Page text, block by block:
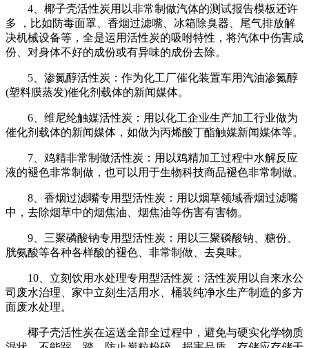
4、椰子壳活性炭用以非常制做汽体的测试报告模板还许
多 ，比如防毒面罩、香烟过滤嘴、冰箱除臭器、尾气排放解
决机械设备等，全是运用活性炭的吸咐特性，将汽体中伤害成
份、对身体不好的成份或有异味的成份去除。
5、渗氮醇活性炭：作为化工厂催化装置车用汽油渗氮醇
(塑料膜蒸发)催化剂载体的新闻媒体。
6、维尼纶触媒活性炭：用以化工企业生产加工行业做为
催化剂载体的新闻媒体，如做为丙烯酸丁酯触媒新闻媒体等。
7、鸡精非常制做活性炭：用以鸡精加工过程中水解反应
液的褪色非常制做，也可以用于生物科技商品褪色非常制做。
8、香烟过滤嘴专用型活性炭：用以烟草领域香烟过滤嘴
中，去除烟草中的烟焦油、烟焦油等伤害有害物。
9、三聚磷酸钠专用型活性炭：用以三聚磷酸钠、糖份、
胱氨酸等各种各样酸的褪色、非常制做、去臭味。
10、立刻饮用水处理专用型活性炭：活性炭用以自来水公
司废水治理、家中立刻生活用水、桶装纯净水生产制造的多方
面废水处理。
椰子壳活性炭在运送全部全过程中，避免与硬实化学物质